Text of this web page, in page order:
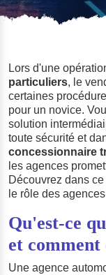
Lors d'une
particuliers, le
certaines
pour un novice.
solution
toute sécurité et
concessionnaire
les agences
Découvrez dans
le rôle des
Qu'est‑ce
et comment
Une agence